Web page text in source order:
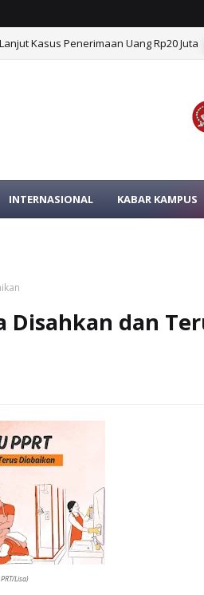
Kasus Penerimaan Uang Rp20 Juta
INTERNASIONAL KABAR KAMPUS
Disahkan dan
Lisa)